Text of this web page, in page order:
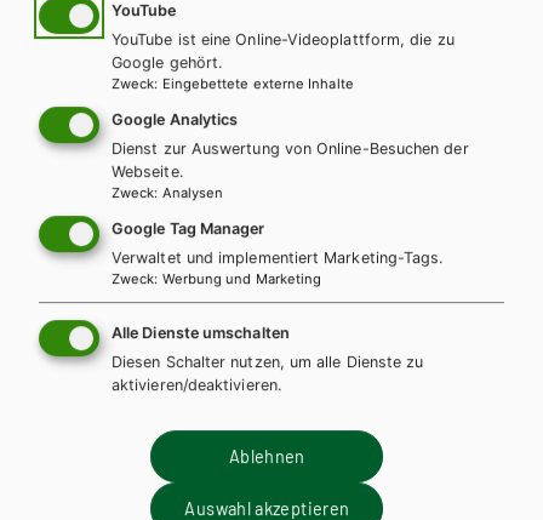
Für diese Inhalte müssen Sie mit einem
registriert sein.
Diese Bücher könnten Sie
ebenfalls interessieren
YouTube
YouTube ist eine Online-Videoplattform, die zu
Google gehört.
Zweck: Eingebettete externe Inhalte
Google Analytics
Dienst zur Auswertung von Online-Besuchen der
Webseite.
Zweck: Analysen
Google Tag Manager
Verwaltet und implementiert Marketing-Tags.
Zweck: Werbung und Marketing
Alle Dienste umschalten
Diesen Schalter nutzen, um alle Dienste zu
aktivieren/deaktivieren.
Ablehnen
Auswahl akzeptieren